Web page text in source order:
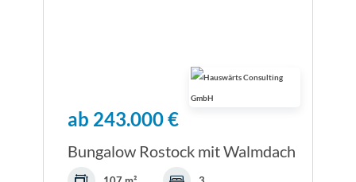
ab 243.000 €
Bungalow Rostock mit Walmdach